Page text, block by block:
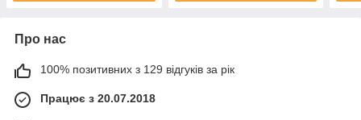
Про нас
100% позитивних з 129 відгуків за рік
Працює з 20.07.2018